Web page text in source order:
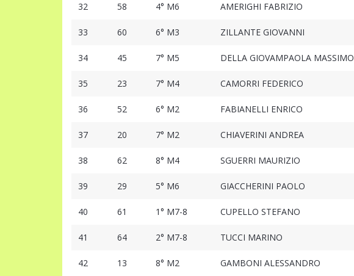
32 58 4° M6 AMERIGHI FABRIZIO
33 60 6° M3 ZILLANTE GIOVANNI
34 45 7° M5 DELLA GIOVAMPAOLA MASSIMO
35 23 7° M4 CAMORRI FEDERICO
36 52 6° M2 FABIANELLI ENRICO
37 20 7° M2 CHIAVERINI ANDREA
38 62 8° M4 SGUERRI MAURIZIO
39 29 5° M6 GIACCHERINI PAOLO
40 61 1° M7-8 CUPELLO STEFANO
41 64 2° M7-8 TUCCI MARINO
42 13 8° M2 GAMBONI ALESSANDRO